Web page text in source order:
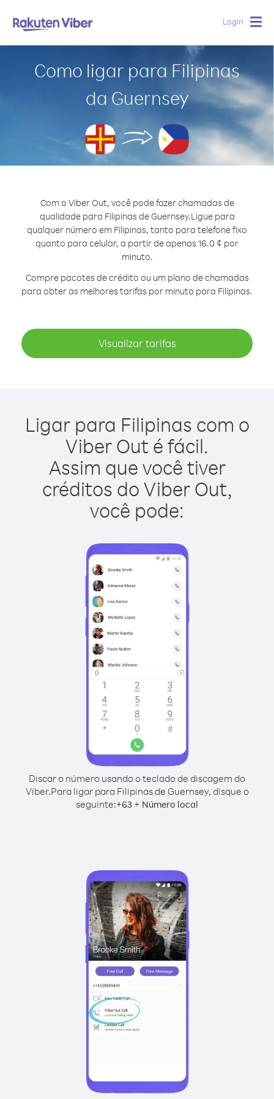
Login
Como ligar para Filipinas
da Guernsey
Com o Viber Out, você pode fazer chamadas de
qualidade para Filipinas de Guernsey.Ligue para
qualquer número em Filipinas, tanto para telefone fixo
quanto para celular, a partir de apenas 16.0 ¢ por
minuto.
Compre pacotes de crédito ou um plano de chamadas
para obter as melhores tarifas por minuto para Filipinas.
Visualizar tarifas
Ligar para Filipinas com o
Viber Out é fácil.
Assim que você tiver
créditos do Viber Out,
você pode:
Discar o número usando o teclado de discagem do
Viber.Para ligar para Filipinas de Guernsey, disque o
seguinte:+63 + Número local